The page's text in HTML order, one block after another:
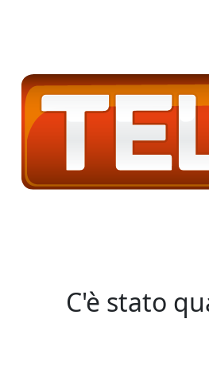
C'è stato